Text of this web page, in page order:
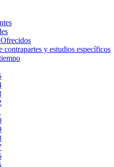
contrapartes y estudios específicos